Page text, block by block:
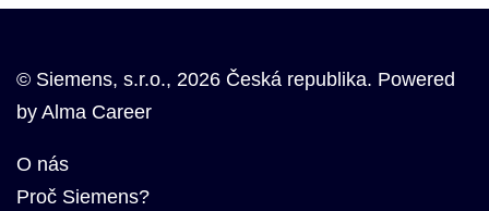
© Siemens, s.r.o., 2026 Česká republika. Powered
by Alma Career
O nás
Proč Siemens?